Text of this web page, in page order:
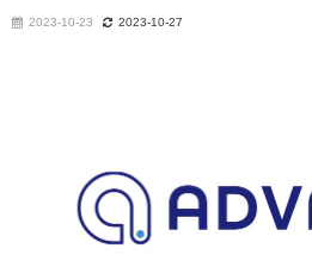
2023-10-23 2023-10-27